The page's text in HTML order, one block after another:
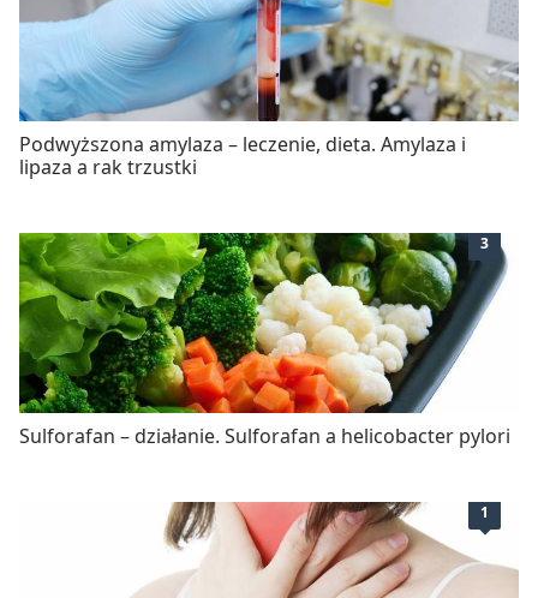
Podwyższona amylaza – leczenie, dieta. Amylaza i
lipaza a rak trzustki
3
Sulforafan – działanie. Sulforafan a helicobacter pylori
1